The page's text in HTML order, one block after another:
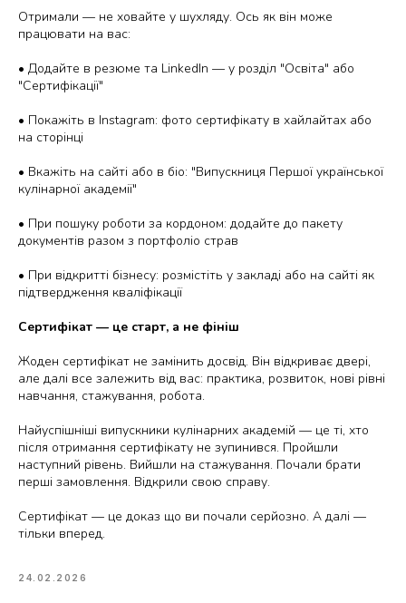
Отримали — не ховайте у шухляду. Ось як він може
працювати на вас:
• Додайте в резюме та LinkedIn — у розділ "Освіта" або
"Сертифікації"
• Покажіть в Instagram: фото сертифікату в хайлайтах або
на сторінці
• Вкажіть на сайті або в біо: "Випускниця Першої української
кулінарної академії"
• При пошуку роботи за кордоном: додайте до пакету
документів разом з портфоліо страв
• При відкритті бізнесу: розмістіть у закладі або на сайті як
підтвердження кваліфікації
Сертифікат — це старт, а не фініш
Жоден сертифікат не замінить досвід. Він відкриває двері,
але далі все залежить від вас: практика, розвиток, нові рівні
навчання, стажування, робота.
Найуспішніші випускники кулінарних академій — це ті, хто
після отримання сертифікату не зупинився. Пройшли
наступний рівень. Вийшли на стажування. Почали брати
перші замовлення. Відкрили свою справу.
Сертифікат — це доказ що ви почали серйозно. А далі —
тільки вперед.
24.02.2026